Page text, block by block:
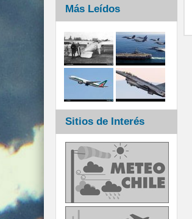
Más Leídos
Sitios de Interés